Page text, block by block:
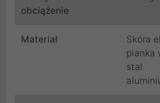
obciążenie
Materiał
Skóra
pianka
stal